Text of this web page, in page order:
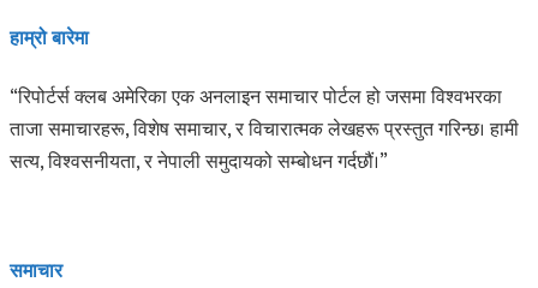
हाम्रो बारेमा
“रिपोर्टर्स क्लब अमेरिका एक अनलाइन समाचार पोर्टल हो जसमा विश्वभरका
ताजा समाचारहरू, विशेष समाचार, र विचारात्मक लेखहरू प्रस्तुत गरिन्छ। हामी
सत्य, विश्वसनीयता, र नेपाली समुदायको सम्बोधन गर्दछौं।”
समाचार